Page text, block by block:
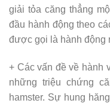
giải tỏa căng thẳng
đầu hành động theo
được gọi là hành động
+ Các vấn đề về hành
những triệu chứng
hamster. Sự hung